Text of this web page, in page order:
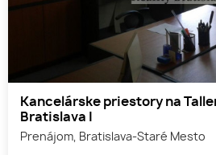
Kancelárske priestory na
Bratislava I
Prenájom, Bratislava-Staré Mesto